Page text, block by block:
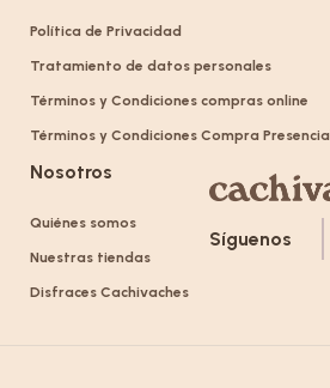
Política de Privacidad
Tratamiento de datos personales
Términos y Condiciones compras online
Términos y Condiciones Compra Presencial
Nosotros
Quiénes somos
Nuestras tiendas
Disfraces Cachivaches
Síguenos